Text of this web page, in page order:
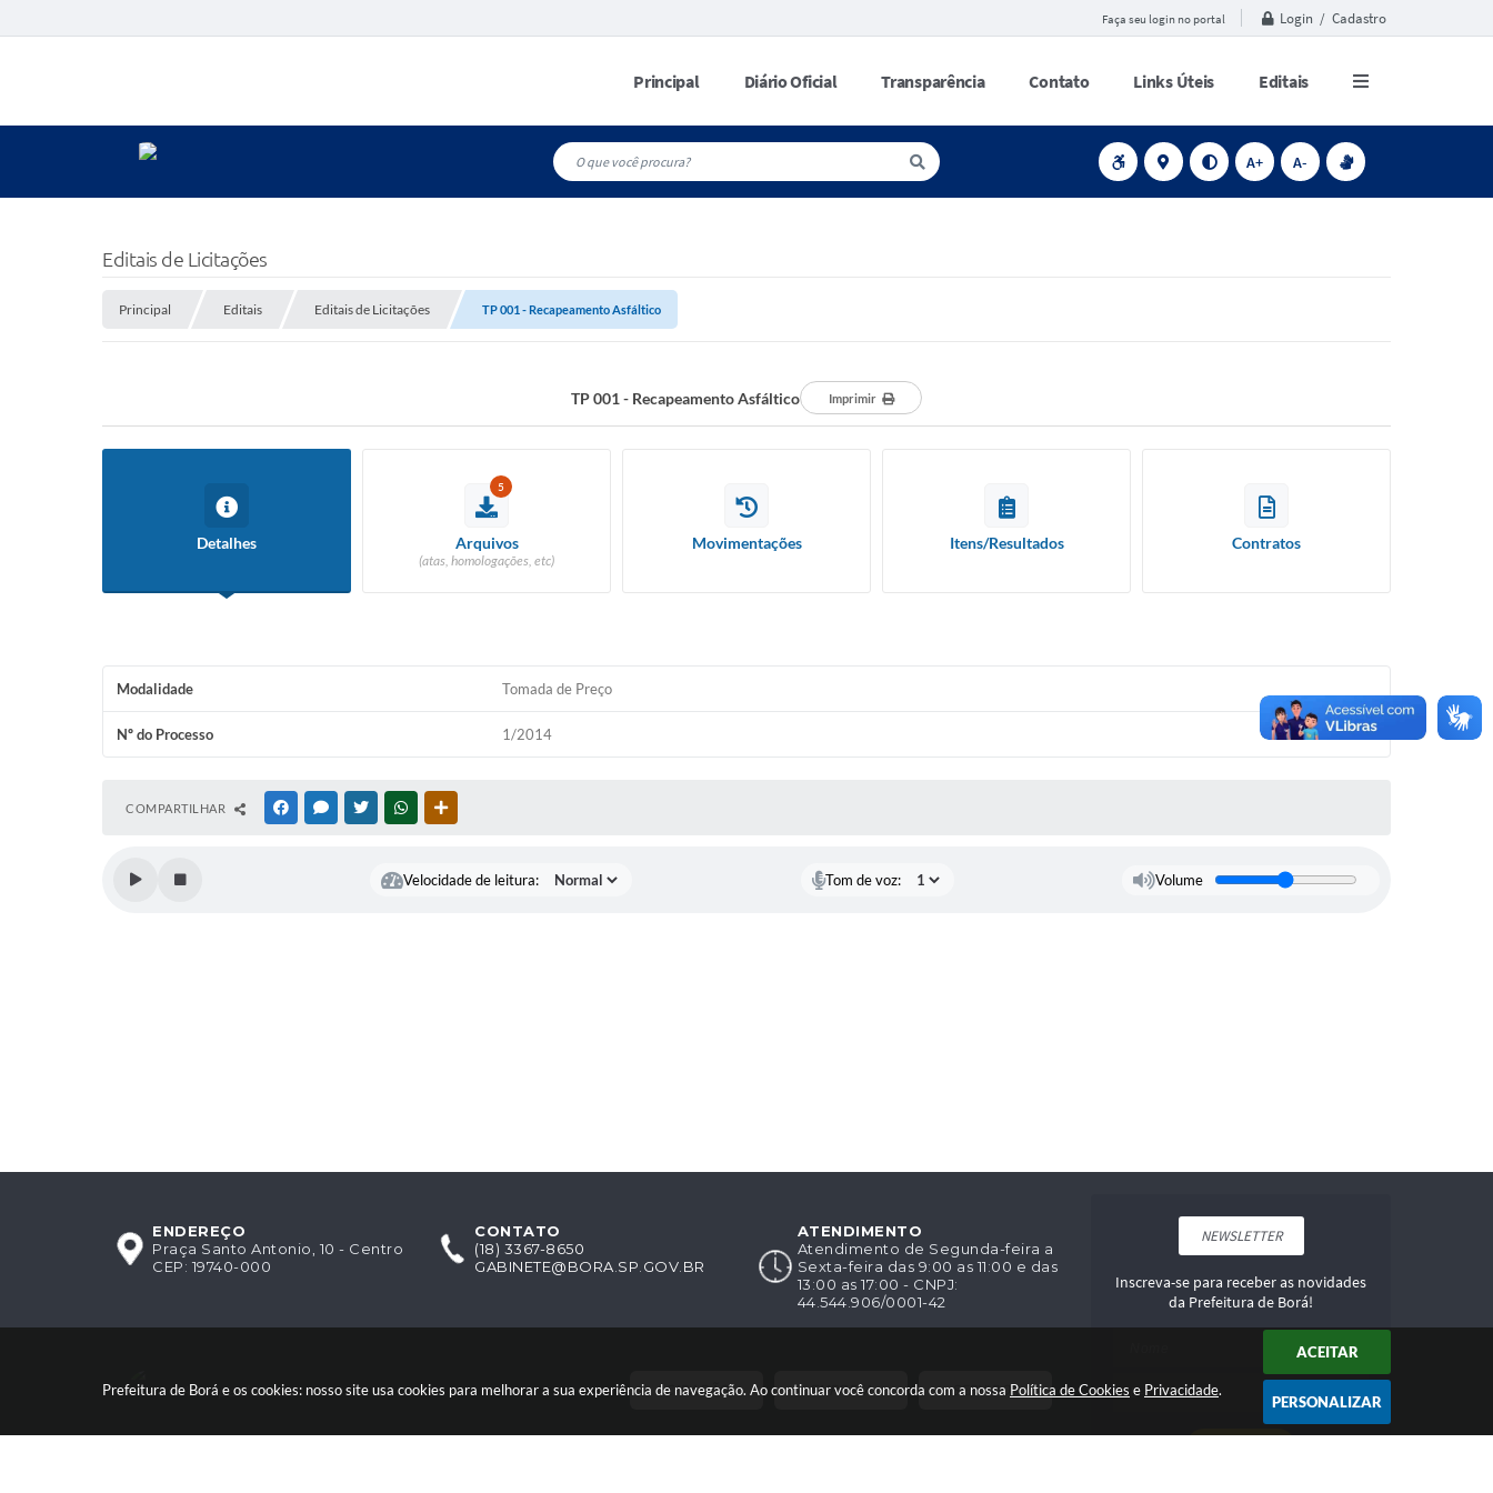
Prefeitura de Borá e os cookies: nosso site usa cookies para melhorar a sua experiência de navegação. Ao continuar você concorda com a nossa Política de Cookies e Privacidade.
ACEITAR
PERSONALIZAR
Faça seu login no portal Login / Cadastro
Principal Diário Oficial Transparência Contato Links Úteis Editais
A+ A-
Editais de Licitações
Principal Editais Editais de Licitações TP 001 - Recapeamento Asfáltico
TP 001 - Recapeamento Asfáltico Imprimir
Detalhes
5
Arquivos
(atas, homologações, etc)
Movimentações Itens/Resultados Contratos
Modalidade Tomada de Preço
Nº do Processo 1/2014
COMPARTILHAR FACEBOOKMESSENGER
TWITTERWHATSAPP
Velocidade de leitura: Tom de voz: Volume
NEWSLETTER
Inscreva-se para receber as novidades
da Prefeitura de Borá!
ENDEREÇO
Praça Santo Antonio, 10 - Centro
CEP: 19740-000
CONTATO
(18) 3367-8650
GABINETE@BORA.SP.GOV.BR
ATENDIMENTO
Atendimento de Segunda-feira a
Sexta-feira das 9:00 as 11:00 e das
13:00 as 17:00 - CNPJ:
44.544.906/0001-42
Acompanhe-nos! CIDADÃO EMPRESA SERVIDOR